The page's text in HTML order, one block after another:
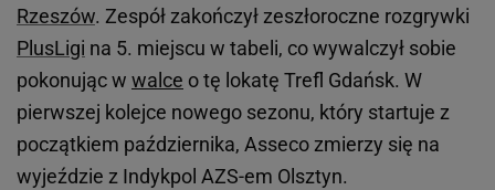
Rzeszów. Zespół zakończył zeszłoroczne rozgrywki
PlusLigi na 5. miejscu w tabeli, co wywalczył sobie
pokonując w walce o tę lokatę Trefl Gdańsk. W
pierwszej kolejce nowego sezonu, który startuje z
początkiem października, Asseco zmierzy się na
wyjeździe z Indykpol AZS-em Olsztyn.